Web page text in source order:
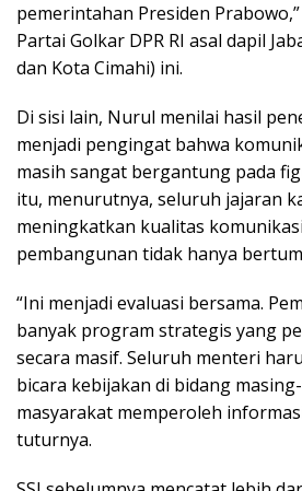
pemerintahan Presiden
Partai Golkar DPR RI asal dapil
dan Kota Cimahi) ini.
Di sisi lain, Nurul menilai hasil
menjadi pengingat bahwa
masih sangat bergantung pada
itu, menurutnya, seluruh jajaran
meningkatkan kualitas
pembangunan tidak hanya
“Ini menjadi evaluasi bersama.
banyak program strategis yang
secara masif. Seluruh menteri
bicara kebijakan di bidang
masyarakat memperoleh
tuturnya.